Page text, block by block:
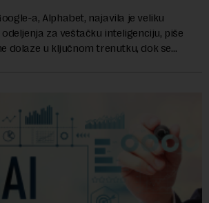
a, Alphabet, najavila je veliku
za veštačku inteligenciju, piše
dolaze u ključnom trenutku, dok se